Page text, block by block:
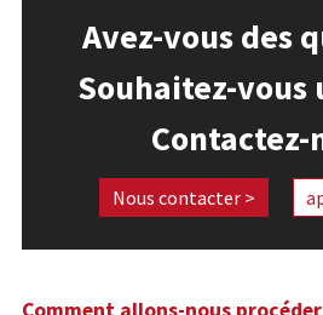
Avez-vous des
Souhaitez-vous
Contactez-
Nous contacter >